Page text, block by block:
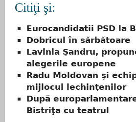
Citiţi şi:
Eurocandidatii PSD la
Dobricul în sărbătoare
Lavinia Şandru,
alegerile europene
Radu Moldovan şi
mijlocul lechinţenilor
După
Bistriţa cu teatrul